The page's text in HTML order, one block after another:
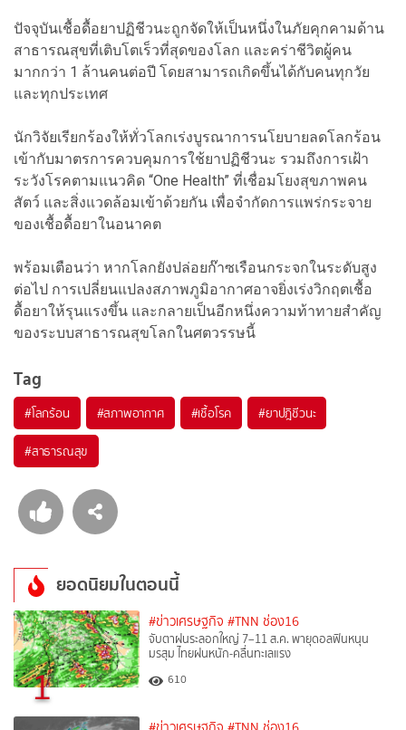
ปัจจุบันเชื้อดื้อยาปฏิชีวนะถูกจัดให้เป็นหนึ่งในภัยคุกคามด้าน
สาธารณสุขที่เติบโตเร็วที่สุดของโลก และคร่าชีวิตผู้คน
มากกว่า 1 ล้านคนต่อปี โดยสามารถเกิดขึ้นได้กับคนทุกวัย
และทุกประเทศ
นักวิจัยเรียกร้องให้ทั่วโลกเร่งบูรณาการนโยบายลดโลกร้อน
เข้ากับมาตรการควบคุมการใช้ยาปฏิชีวนะ รวมถึงการเฝ้า
ระวังโรคตามแนวคิด “One Health” ที่เชื่อมโยงสุขภาพคน
สัตว์ และสิ่งแวดล้อมเข้าด้วยกัน เพื่อจำกัดการแพร่กระจาย
ของเชื้อดื้อยาในอนาคต
พร้อมเตือนว่า หากโลกยังปล่อยก๊าซเรือนกระจกในระดับสูง
ต่อไป การเปลี่ยนแปลงสภาพภูมิอากาศอาจยิ่งเร่งวิกฤตเชื้อ
ดื้อยาให้รุนแรงขึ้น และกลายเป็นอีกหนึ่งความท้าทายสำคัญ
ของระบบสาธารณสุขโลกในศตวรรษนี้
Tag
#โลกร้อน #สภาพอากาศ #เชื้อโรค #ยาปฎิชีวนะ
#สาธารณสุข
ยอดนิยมในตอนนี้
1
#ข่าวเศรษฐกิจ #TNN ช่อง16
จับตาฝนระลอกใหญ่ 7–11 ส.ค. พายุดอลฟินหนุน
มรสุม ไทยฝนหนัก-คลื่นทะเลแรง
610